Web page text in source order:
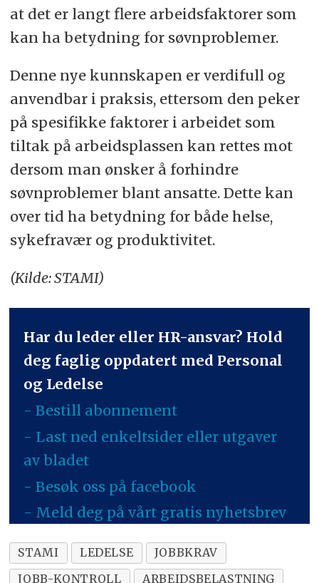
at det er langt flere arbeidsfaktorer som
kan ha betydning for søvnproblemer.
Denne nye kunnskapen er verdifull og
anvendbar i praksis, ettersom den peker
på spesifikke faktorer i arbeidet som
tiltak på arbeidsplassen kan rettes mot
dersom man ønsker å forhindre
søvnproblemer blant ansatte. Dette kan
over tid ha betydning for både helse,
sykefravær og produktivitet.
(Kilde: STAMI)
Har du leder eller HR-ansvar? Hold
deg faglig oppdatert med Personal
og Ledelse
- Bestill abonnement
- Last ned enkeltsider eller utgaver
av bladet
- Besøk oss på facebook
- Meld deg på vårt gratis nyhetsbrev
STAMI LEDELSE
JOBBKRAV
JOBB-KONTROLL
ARBEIDSBELASTNING